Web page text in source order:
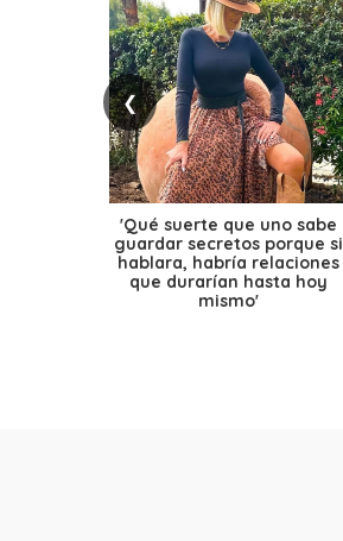
❮
'Qué suerte que uno sabe
guardar secretos porque si
hablara, habría relaciones
que durarían hasta hoy
mismo'